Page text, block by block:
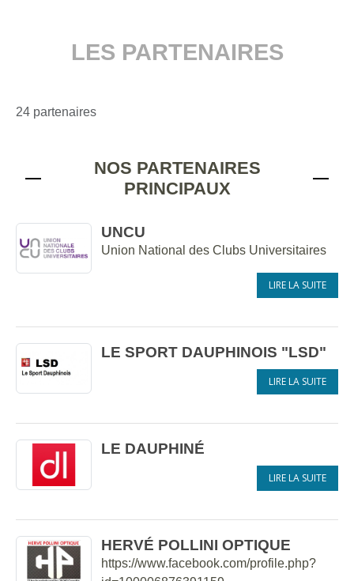
LES PARTENAIRES
24 partenaires
NOS PARTENAIRES
PRINCIPAUX
UNCU
Union National des Clubs Universitaires
LIRE LA SUITE
LE SPORT DAUPHINOIS "LSD"
LIRE LA SUITE
LE DAUPHINÉ
LIRE LA SUITE
HERVÉ POLLINI OPTIQUE
https://www.facebook.com/profile.php?